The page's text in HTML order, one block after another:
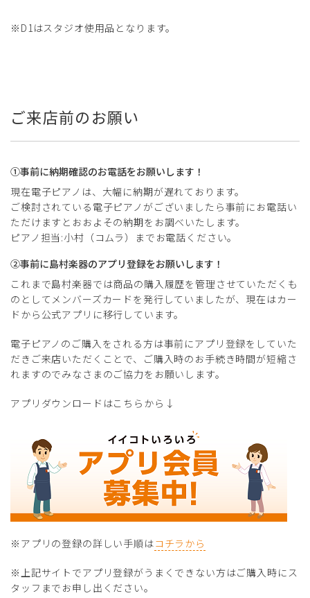
※D1はスタジオ使用品となります。
ご来店前のお願い
①事前に納期確認のお電話をお願いします！
現在電子ピアノは、大幅に納期が遅れております。
ご検討されている電子ピアノがございましたら事前にお電話い
ただけますとおおよその納期をお調べいたします。
ピアノ担当:小村（コムラ）までお電話ください。
②事前に島村楽器のアプリ登録をお願いします！
これまで島村楽器では商品の購入履歴を管理させていただくも
のとしてメンバーズカードを発行していましたが、現在はカー
ドから公式アプリに移行しています。
電子ピアノのご購入をされる方は事前にアプリ登録をしていた
だきご来店いただくことで、ご購入時のお手続き時間が短縮さ
れますのでみなさまのご協力をお願いします。
アプリダウンロードはこちらから↓
※アプリの登録の詳しい手順はコチラから
※上記サイトでアプリ登録がうまくできない方はご購入時にス
タッフまでお申し出ください。